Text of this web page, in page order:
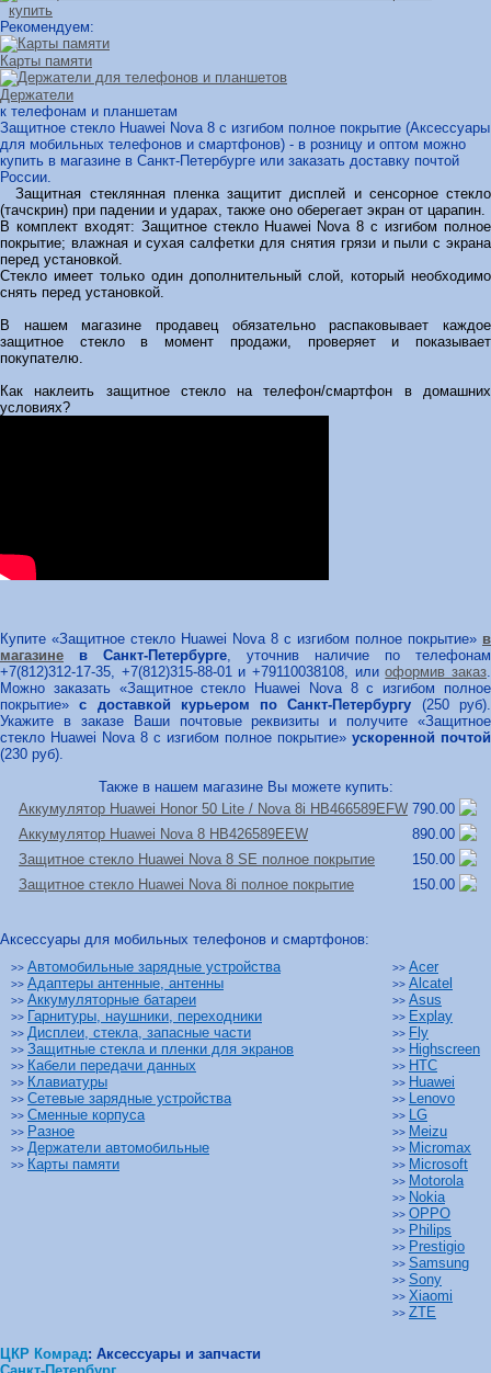
купить
Рекомендуем:
Карты памяти
Держатели
к телефонам и планшетам
Защитное стекло Huawei Nova 8 с изгибом полное покрытие (Аксессуары
для мобильных телефонов и смартфонов) - в розницу и оптом можно
купить в магазине в Санкт-Петербурге или заказать доставку почтой
России.
Защитная стеклянная пленка защитит дисплей и сенсорное стекло
(тачскрин) при падении и ударах, также оно оберегает экран от царапин.
В комплект входят: Защитное стекло Huawei Nova 8 с изгибом полное
покрытие; влажная и сухая салфетки для снятия грязи и пыли с экрана
перед установкой.
Стекло имеет только один дополнительный слой, который необходимо
снять перед установкой.
В нашем магазине продавец обязательно распаковывает каждое
защитное стекло в момент продажи, проверяет и показывает
покупателю.
Как наклеить защитное стекло на телефон/смартфон в домашних
условиях?
Купите «Защитное стекло Huawei Nova 8 с изгибом полное покрытие» в
магазине в Санкт-Петербурге , уточнив наличие по телефонам
+7(812)312-17-35, +7(812)315-88-01 и +79110038108, илиоформив заказ
Можно заказать «Защитное стекло Huawei Nova 8 с изгибом полное
покрытие»с доставкой курьером по Санкт-Петербургу (250 руб).
Укажите в заказе Ваши почтовые реквизиты и получите «Защитное
стекло Huawei Nova 8 с изгибом полное покрытие» ускоренной почтой
(230 руб).
Также в нашем магазине Вы можете купить:
Аккумулятор Huawei Honor 50 Lite / Nova 8i HB466589EFW 790.00
Аккумулятор Huawei Nova 8 HB426589EEW
890.00
Защитное стекло Huawei Nova 8 SE полное покрытие
150.00
Защитное стекло Huawei Nova 8i полное покрытие
150.00
Аксессуары для мобильных телефонов и смартфонов:
>> Автомобильные зарядные устройства
>> Адаптеры антенные, антенны
>> Аккумуляторные батареи
>> Гарнитуры, наушники, переходники
>> Дисплеи, стекла, запасные части
>> Защитные стекла и пленки для экранов
>> Кабели передачи данных
>> Клавиатуры
>> Сетевые зарядные устройства
>> Сменные корпуса
>> Разное
>> Держатели автомобильные
>> Карты памяти
>> Acer
>> Alcatel
>> Asus
>> Explay
>> Fly
>> Highscreen
>> HTC
>> Huawei
>> Lenovo
>> LG
>> Meizu
>> Micromax
>> Microsoft
>> Motorola
>> Nokia
>> OPPO
>> Philips
>> Prestigio
>> Samsung
>> Sony
>> Xiaomi
>> ZTE
ЦКР Комрад: Аксессуары и запчасти